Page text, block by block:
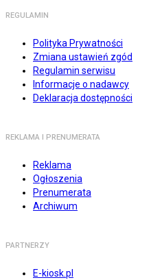
REGULAMIN
Polityka Prywatności
Zmiana ustawień zgód
Regulamin serwisu
Informacje o nadawcy
Deklaracja dostępności
REKLAMA I PRENUMERATA
Reklama
Ogłoszenia
Prenumerata
Archiwum
PARTNERZY
E-kiosk.pl